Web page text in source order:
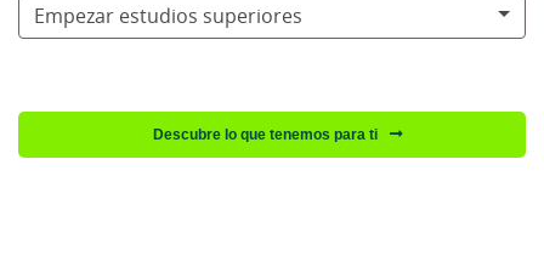
Empezar estudios superiores
Descubre lo que tenemos para ti